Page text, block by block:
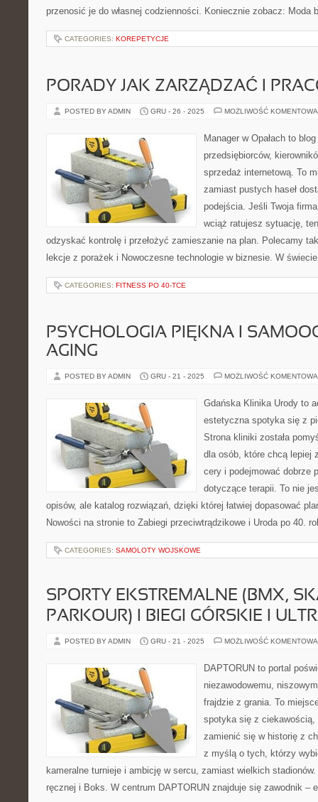
przenosić je do własnej codzienności. Koniecznie zobacz: Moda
CATEGORIES: KOREPETYCJE
PORADY JAK ZARZĄDZAĆ I
POSTED BY ADMIN GRU - 26 - 2025 MOŻLIWOŚĆ
Manager w Opałach to
przedsiębiorców,
sprzedaż internetową. To
zamiast pustych haseł
podejścia. Jeśli Twoja
wciąż ratujesz sytuację,
odzyskać kontrolę i przełożyć zamieszanie na plan. Polecamy
lekcje z porażek i Nowoczesne technologie w biznesie. W
CATEGORIES: FITNESS PO 40-TCE
PSYCHOLOGIA PIĘKNA I
AGING
POSTED BY ADMIN GRU - 21 - 2025 MOŻLIWOŚĆ
Gdańska Klinika Urody to
estetyczna spotyka się z
Strona kliniki została
dla osób, które chcą lepiej
cery i podejmować dobrze
dotyczące terapii. To nie
opisów, ale katalog rozwiązań, dzięki której łatwiej dopasować
Nowości na stronie to Zabiegi przeciwtrądzikowe i Uroda po 40.
CATEGORIES: SAMOLOTY WOJSKOWE
SPORTY EKSTREMALNE (BMX,
PARKOUR) I BIEGI GÓRSKIE I
POSTED BY ADMIN GRU - 21 - 2025 MOŻLIWOŚĆ
DAPTORUN to portal
niezawodowemu,
frajdzie z grania. To
spotyka się z ciekawością,
zamienić się w historię z
z myślą o tych, którzy
kameralne turnieje i ambicję w sercu, zamiast wielkich
ręcznej i Boks. W centrum DAPTORUN znajduje się zawodnik